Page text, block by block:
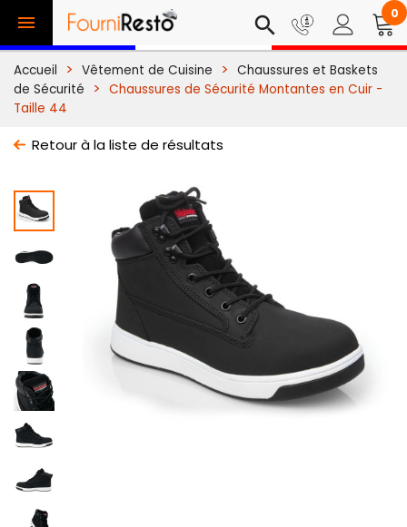
 search 0
Accueil Vêtement de Cuisine
Chaussures et Baskets
de Sécurité
Chaussures de Sécurité Montantes en Cuir -
Taille 44
Retour à la liste de résultats